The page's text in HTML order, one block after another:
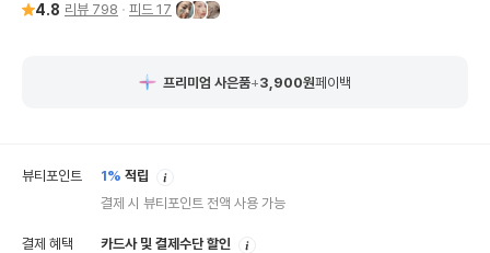
4.8 리뷰 798 피드 17
프리미엄 사은품+3,900원페이백
뷰티포인트 1% 적립
결제 시 뷰티포인트 전액 사용 가능
결제 혜택 카드사 및 결제수단 할인